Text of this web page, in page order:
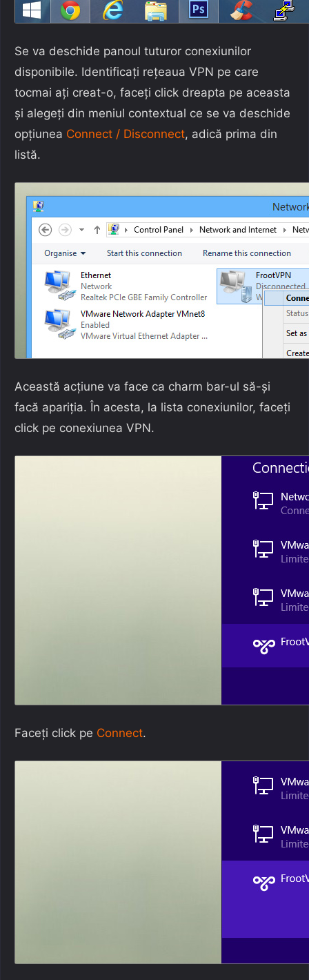
Se va deschide panoul tuturor conexiunilor
disponibile. Identificați rețeaua VPN pe care
tocmai ați creat-o, faceți click dreapta pe aceasta
și alegeți din meniul contextual ce se va deschide
opțiunea Connect / Disconnect, adică prima din
listă.
Această acțiune va face ca charm bar-ul să-și
facă apariția. În acesta, la lista conexiunilor, faceți
click pe conexiunea VPN.
Faceți click pe Connect.